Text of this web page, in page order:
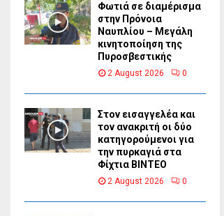
Φωτιά σε διαμέρισμα
στην Πρόνοια
Ναυπλίου – Μεγάλη
κινητοποίηση της
Πυροσβεστικής
2 August 2026 0
Στον εισαγγελέα και
τον ανακριτή οι δύο
κατηγορούμενοι για
την πυρκαγιά στα
Φίχτια ΒΙΝΤΕΟ
2 August 2026 0